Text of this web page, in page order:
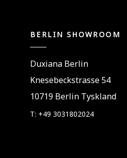
BERLIN SHOWROOM
Duxiana Berlin
Knesebeckstrasse 54
10719 Berlin Tyskland
T: +49 3031802024